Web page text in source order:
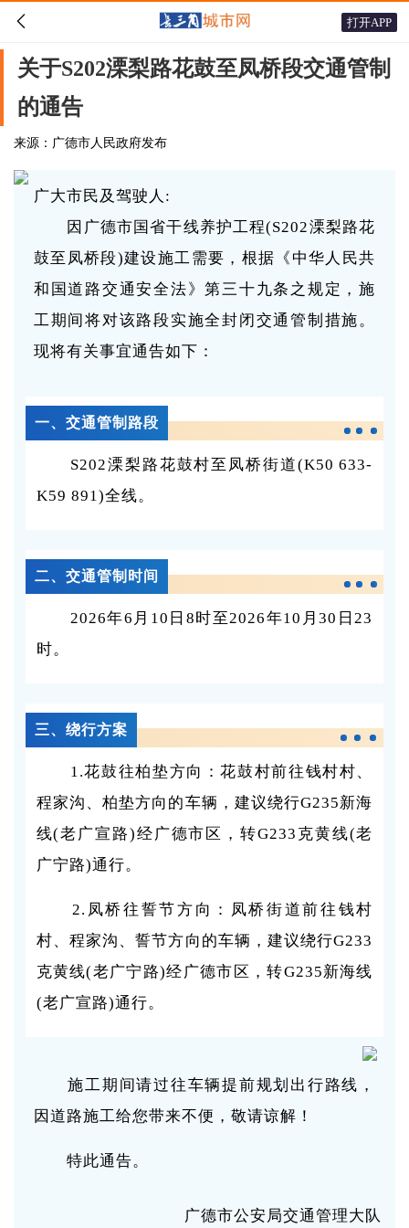
 打开APP
关于S202溧梨路花鼓至凤桥段交通管制
的通告
来源：广德市人民政府发布
广大市民及驾驶人:
因广德市国省干线养护工程(S202溧梨路花
鼓至凤桥段)建设施工需要，根据《中华人民共
和国道路交通安全法》第三十九条之规定，施
工期间将对该路段实施全封闭交通管制措施。
现将有关事宜通告如下：
一、交通管制路段
S202溧梨路花鼓村至凤桥街道(K50 633-
K59 891)全线。
二、交通管制时间
2026年6月10日8时至2026年10月30日23
时。
三、绕行方案
1.花鼓往柏垫方向：花鼓村前往钱村村、
程家沟、柏垫方向的车辆，建议绕行G235新海
线(老广宣路)经广德市区，转G233克黄线(老
广宁路)通行。
2.凤桥往誓节方向：凤桥街道前往钱村
村、程家沟、誓节方向的车辆，建议绕行G233
克黄线(老广宁路)经广德市区，转G235新海线
(老广宣路)通行。
施工期间请过往车辆提前规划出行路线，
因道路施工给您带来不便，敬请谅解！
特此通告。
广德市公安局交通管理大队